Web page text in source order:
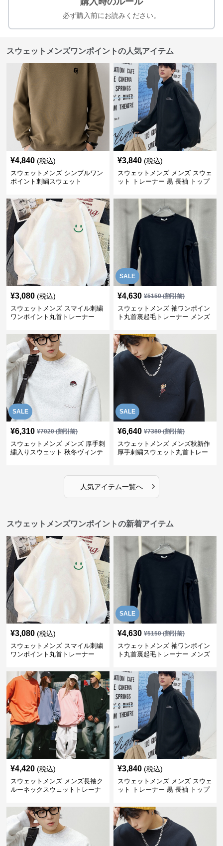
必ず購入前にお読みください。
スウェットメンズワンポイントの人気アイテム
¥4,840 (税込)
スウェットメンズ シンプルワン
ポイント刺繍スウェット
¥3,840 (税込)
スウェットメンズ メンズ スウェ
ット トレーナー 黒 長袖 トップ
¥3,080 (税込)
スウェットメンズ スマイル刺繍
ワンポイント丸首トレーナー
SALE
¥4,630 ¥5150(割引前)
スウェットメンズ 袖ワンポイン
ト丸首裏起毛トレーナー メンズ
SALE
¥6,310 ¥7020(割引前)
スウェットメンズ メンズ 厚手刺
繍入りスウェット 秋冬ヴィンテ
SALE
¥6,640 ¥7380(割引前)
スウェットメンズ メンズ秋新作
厚手刺繍スウェット丸首トレー
人気アイテム一覧へ ›
スウェットメンズワンポイントの新着アイテム
¥3,080 (税込)
スウェットメンズ スマイル刺繍
ワンポイント丸首トレーナー
SALE
¥4,630 ¥5150(割引前)
スウェットメンズ 袖ワンポイン
ト丸首裏起毛トレーナー メンズ
¥4,420 (税込)
スウェットメンズ メンズ長袖ク
ルーネックスウェットトレーナ
¥3,840 (税込)
スウェットメンズ メンズ スウェ
ット トレーナー 黒 長袖 トップ